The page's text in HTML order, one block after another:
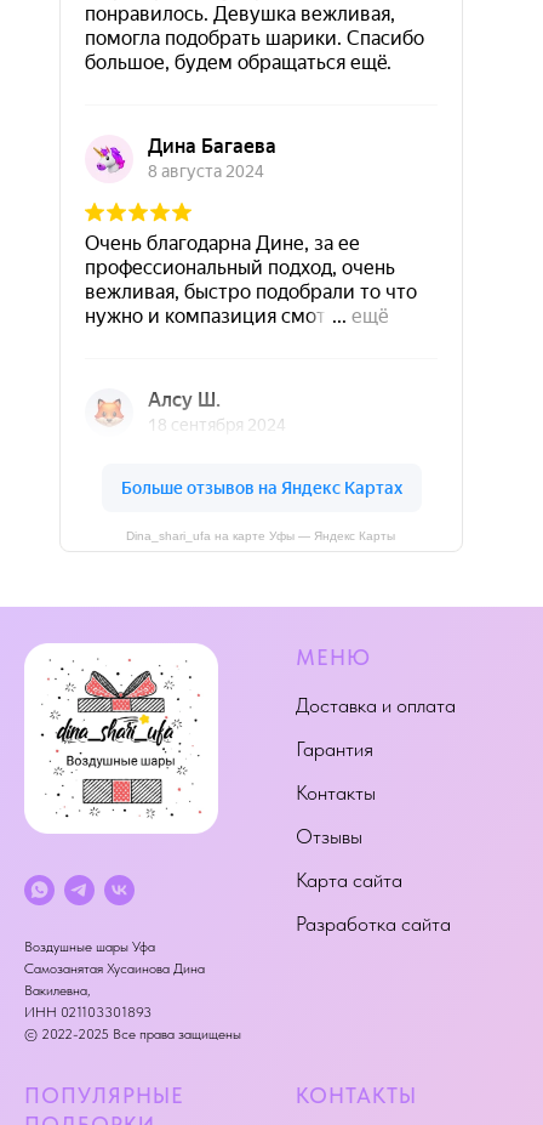
Dina_shari_ufa на карте Уфы — Яндекс Карты
Воздушные шары Уфа
Самозанятая Хусаинова Дина
Вакилевна,
ИНН 021103301893
© 2022-2025 Все права защищены
МЕНЮ
Доставка и оплата
Гарантия
Контакты
Отзывы
Карта сайта
Разработка сайта
ПОПУЛЯРНЫЕ
КОНТАКТЫ